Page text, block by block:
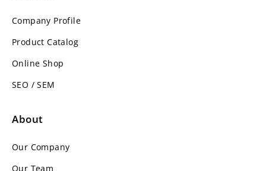
Company Profile
Product Catalog
Online Shop
SEO / SEM
About
Our Company
Our Team